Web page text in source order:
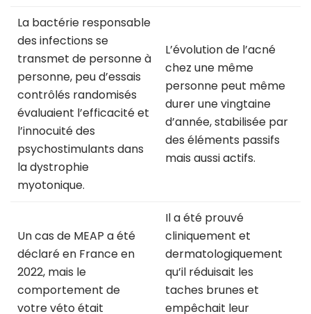
La bactérie responsable
des infections se
transmet de personne à
personne, peu d’essais
contrôlés randomisés
évaluaient l’efficacité et
l’innocuité des
psychostimulants dans
la dystrophie
myotonique.
L’évolution de l’acné
chez une même
personne peut même
durer une vingtaine
d’année, stabilisée par
des éléments passifs
mais aussi actifs.
Un cas de MEAP a été
déclaré en France en
2022, mais le
comportement de
votre véto était
Il a été prouvé
cliniquement et
dermatologiquement
qu’il réduisait les
taches brunes et
empêchait leur